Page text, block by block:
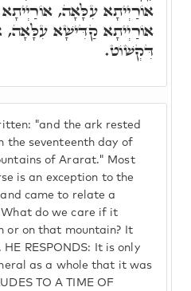
"and the ark rested
the seventeenth day of
of Ararat." Most
is an exception to the
came to relate a
What do we care if it
or on that mountain? It
RESPONDS: It is only
as a whole that it was
TO A TIME OF
אוֹרַיְיתָא עִלָּאָה,
אוֹרַיְיתָא קַדִּישָׁא עִלָּאָה,
דִּקְשׁוֹט.